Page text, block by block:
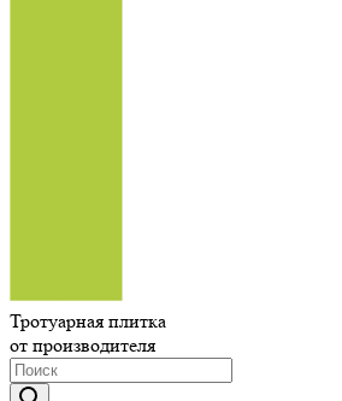
Тротуарная плитка
от производителя